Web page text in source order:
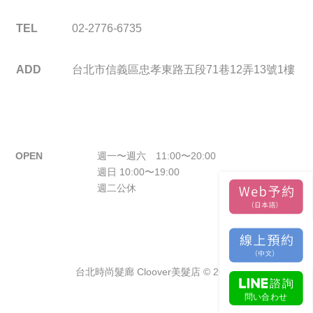
TEL 02-2776-6735
ADD 台北市信義區忠孝東路五段71巷12弄13號1樓
OPEN
週一〜週六 11:00〜20:00
週日 10:00〜19:00
週二公休
台北時尚髮廊 Cloover美髮店 © 2026.